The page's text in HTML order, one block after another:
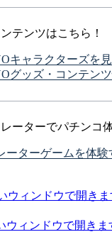
テンツはこちら！
キャラクターズを
グッズ・コンテン
ーターでパチンコ体
ーターゲームを体験
ウィンドウで開きま
ウィンドウで開きま